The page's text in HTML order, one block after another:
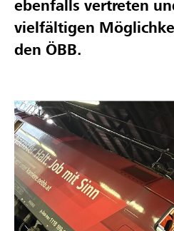
ebenfalls vertreten
vielfältigen
den ÖBB.